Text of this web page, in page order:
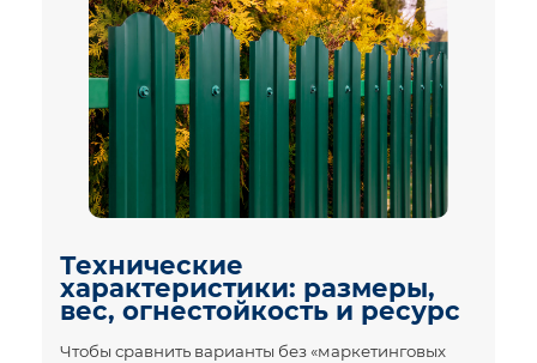
Технические
характеристики: размеры,
вес, огнестойкость и ресурс
Чтобы сравнить варианты без «маркетинговых